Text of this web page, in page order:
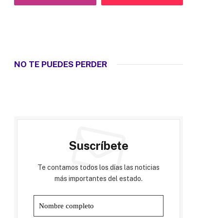
NO TE PUEDES PERDER
Suscríbete
Te contamos todos los días las noticias
más importantes del estado.